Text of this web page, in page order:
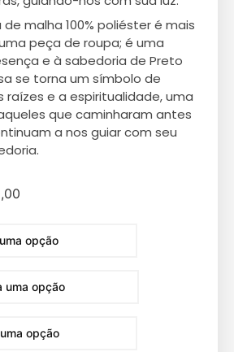
malha 100% poliéster é mais
peça de roupa; é uma
e à sabedoria de Preto
se torna um símbolo de
raízes e a espiritualidade, uma
que caminharam antes
a nos guiar com seu